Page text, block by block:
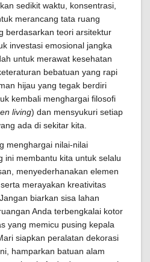
sedikit waktu, konsentrasi,
merancang tata ruang
berdasarkan teori arsitektur
investasi emosional jangka
untuk merawat kesehatan
bebatuan yang rapi
hijau yang tegak berdiri
kembali menghargai filosofi
living) dan mensyukuri setiap
ada di sekitar kita.
menghargai nilai-nilai
ini membantu kita untuk selalu
menyederhanakan elemen
merayakan kreativitas
biarkan sisa lahan
Anda terbengkalai kotor
yang memicu pusing kepala
siapkan peralatan dekorasi
hamparkan batuan alam